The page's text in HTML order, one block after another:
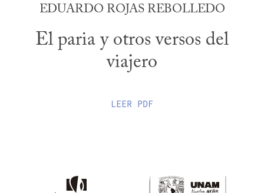
EDUARDO ROJAS REBOLLEDO
El paria y otros versos del
viajero
LEER PDF